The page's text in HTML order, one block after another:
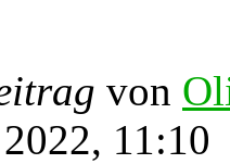
von
11:10